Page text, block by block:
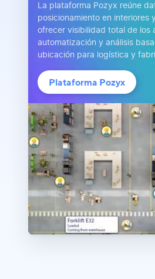
La plataforma Pozyx reúne
posicionamiento en interiores
ofrecer visibilidad total de los
automatización y análisis
ubicación para logística y
Plataforma Pozyx